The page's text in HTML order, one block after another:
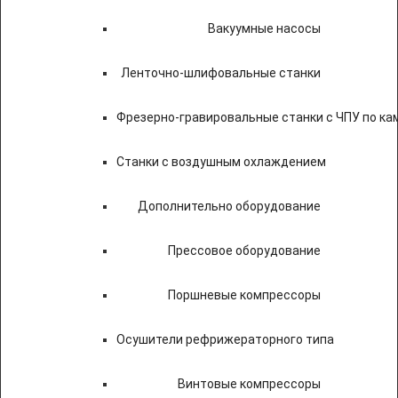
Вакуумные насосы
Ленточно-шлифовальные станки
Фрезерно-гравировальные станки с ЧПУ по
Станки с воздушным охлаждением
Дополнительно оборудование
Прессовое оборудование
Поршневые компрессоры
Осушители рефрижераторного типа
Винтовые компрессоры